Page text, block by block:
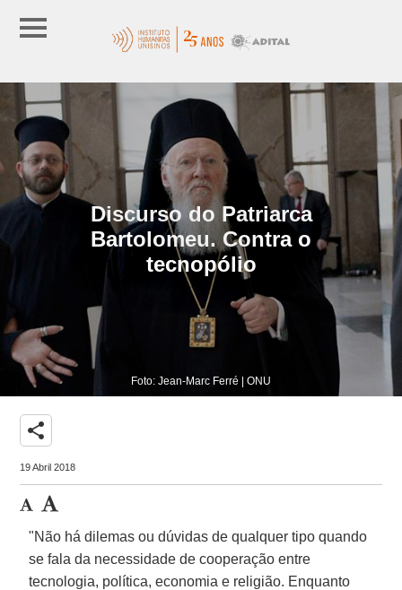
Discurso do Patriarca
Bartolomeu. Contra o
tecnopólio
Foto: Jean-Marc Ferré | ONU
share
19 Abril 2018
"Não há dilemas ou dúvidas de qualquer tipo quando
se fala da necessidade de cooperação entre
tecnologia, política, economia e religião. Enquanto